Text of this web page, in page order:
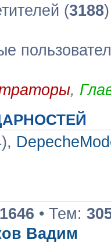
(3188
,
1646 • Тем:
Вадим